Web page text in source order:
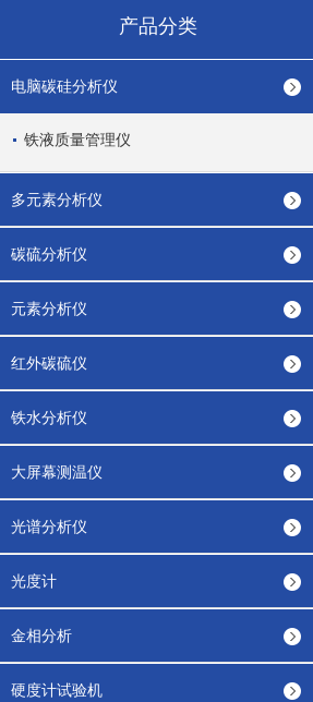
产品分类
电脑碳硅分析仪
铁液质量管理仪
多元素分析仪
碳硫分析仪
元素分析仪
红外碳硫仪
铁水分析仪
大屏幕测温仪
光谱分析仪
光度计
金相分析
硬度计试验机